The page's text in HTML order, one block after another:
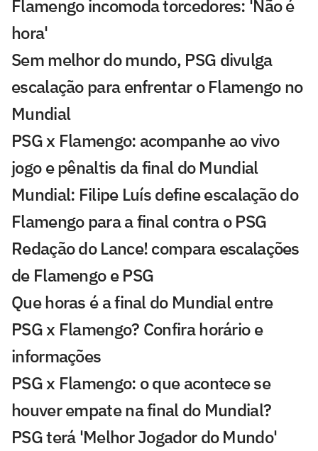
Flamengo incomoda torcedores: 'Não é
hora'
Sem melhor do mundo, PSG divulga
escalação para enfrentar o Flamengo no
Mundial
PSG x Flamengo: acompanhe ao vivo
jogo e pênaltis da final do Mundial
Mundial: Filipe Luís define escalação do
Flamengo para a final contra o PSG
Redação do Lance! compara escalações
de Flamengo e PSG
Que horas é a final do Mundial entre
PSG x Flamengo? Confira horário e
informações
PSG x Flamengo: o que acontece se
houver empate na final do Mundial?
PSG terá 'Melhor Jogador do Mundo'